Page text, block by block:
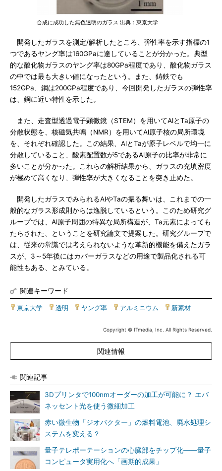
合成に成功した無色透明のガラス 出典：東京大学
開発したガラスを測定/解析したところ、弾性率を示す指標の1
つであるヤング率は160GPaに達していることが分かった。典型
的な酸化物ガラスのヤング率は80GPa程度であり、酸化物ガラス
の中では最も大きい値になったという。また、鋳鉄でも
152GPa、鋼は200GPa程度であり、今回開発したガラスの弾性率
は、鋼に近い特性を示した。
また、走査型透過電子顕微鏡（STEM）を用いてAlとTa原子の
分散状態を、核磁気共鳴（NMR）を用いてAl原子核の局所環境
を、それぞれ確認した。この結果、AlとTaが原子レベルで均一に
分散していること、酸素配置数が5であるAl原子の比率が非常に
多いことが分かった。これらの解析結果から、ガラスの充填密度
が極めて高くなり、弾性率が大きくなることを突き止めた。
開発したガラスでみられるAlやTaの振る舞いは、これまでの一
般的なガラス形成則からは逸脱しているという。このため研究グ
ループでは、Al原子周囲の特異な局所構造が、Ta元素によっても
たらされた、ということを研究論文で提案した。研究グループで
は、従来の常識では考えられないような革新的機能を備えたガラ
スが、3～5年後にはカバーガラスなどの用途で製品化される可
能性もある、とみている。
関連キーワード
東京大学 透明 ヤング率 アルミニウム 新素材
Copyright © ITmedia, Inc. All Rights Reserved.
関連情報
関連記事
3Dプリンタで100nmオーダーの加工が可能に？ エバ
ネッセント光を使う微細加工
赤い微生物「ジオバクター」の燃料電池、廃水処理シ
ステムを変える？
量子テレポーテーションの心臓部をチップ化――量子
コンピュータ実用化へ「画期的成果」